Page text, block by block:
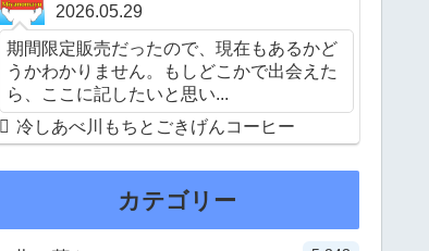
2026.05.29
期間限定販売だったので、現在もあるかど
うかわかりません。もしどこかで出会えた
ら、ここに記したいと思い...
冷しあべ川もちとごきげんコーヒー
カテゴリー